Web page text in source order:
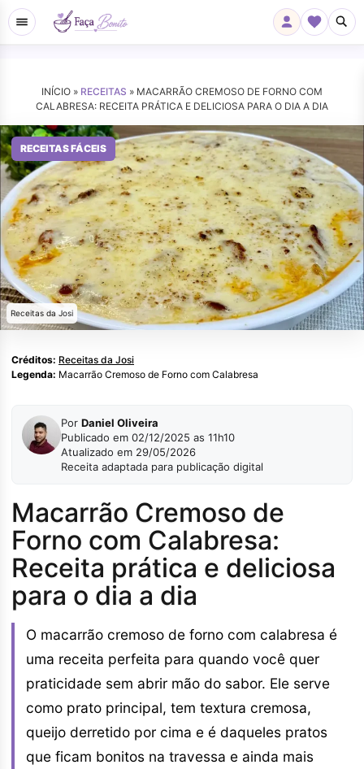
INÍCIO » RECEITAS » MACARRÃO CREMOSO DE FORNO COM
CALABRESA: RECEITA PRÁTICA E DELICIOSA PARA O DIA A DIA
RECEITAS FÁCEIS
Receitas da Josi
Créditos: Receitas da Josi
Legenda: Macarrão Cremoso de Forno com Calabresa
Por Daniel Oliveira
Publicado em 02/12/2025 as 11h10
Atualizado em 29/05/2026
Receita adaptada para publicação digital
Macarrão Cremoso de
Forno com Calabresa:
Receita prática e deliciosa
para o dia a dia
O macarrão cremoso de forno com calabresa é
uma receita perfeita para quando você quer
praticidade sem abrir mão do sabor. Ele serve
como prato principal, tem textura cremosa,
queijo derretido por cima e é daqueles pratos
que ficam bonitos na travessa e ainda mais